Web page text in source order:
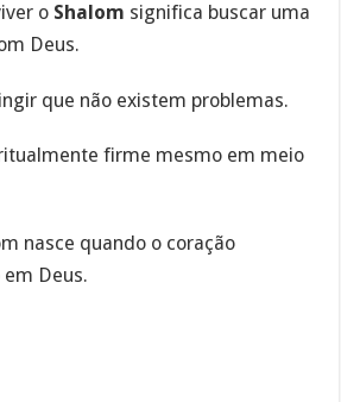
o Shalom significa buscar uma
Deus.
que não existem problemas.
firme mesmo em meio
nasce quando o coração
Deus.